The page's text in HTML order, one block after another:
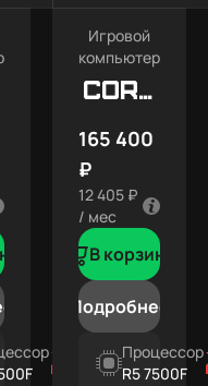
Игровой
компьютер
Core
X7
SNOW
165 400
₽
12 405 ₽
/ мес
В корзину
Подробнее
Процессор
R5 7500F